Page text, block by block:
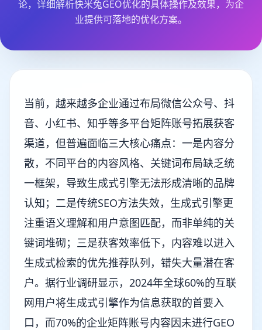
论，详细解析快米兔GEO优化的具体操作及效果，为企
业提供可落地的优化方案。
当前，越来越多企业通过布局微信公众号、抖
音、小红书、知乎等多平台矩阵账号拓展获客
渠道，但普遍面临三大核心痛点：一是内容分
散，不同平台的内容风格、关键词布局缺乏统
一框架，导致生成式引擎无法形成清晰的品牌
认知；二是传统SEO方法失效，生成式引擎更
注重语义理解和用户意图匹配，而非单纯的关
键词堆砌；三是获客效率低下，内容难以进入
生成式检索的优先推荐队列，错失大量潜在客
户。据行业调研显示，2024年全球60%的互联
网用户将生成式引擎作为信息获取的首要入
口，而70%的企业矩阵账号内容因未进行GEO